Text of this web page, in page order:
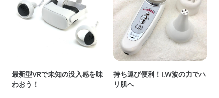
最新型VRで未知の没入感を味
わおう！
持ち運び便利！I.W波の力でハ
リ肌へ